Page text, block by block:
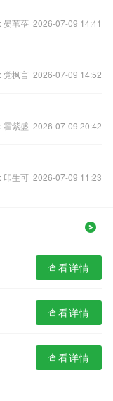
晏苇蓓 2026-07-09 14:41
党枫言 2026-07-09 14:52
霍紫盛 2026-07-09 20:42
印生可 2026-07-09 11:23
查看详情
查看详情
查看详情